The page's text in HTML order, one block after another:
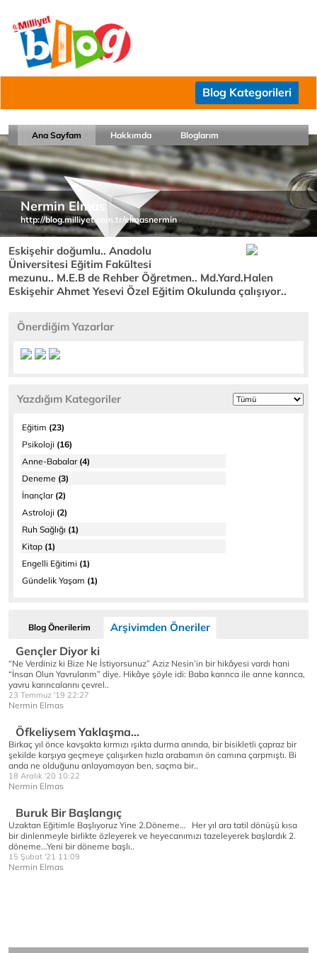
Blog Kategorileri
Ana Sayfam Hakkımda Bloglarım
Nermin Elmas
http://blog.milliyet.com.tr/elmasnermin
Eskişehir doğumlu.. Anadolu
Üniversitesi Eğitim Fakültesi
mezunu.. M.E.B de Rehber Öğretmen.. Md.Yard.Halen
Eskişehir Ahmet Yesevi Özel Eğitim Okulunda çalışıyor..
Önerdiğim Yazarlar
Yazdığım Kategoriler
Eğitim (23)
Psikoloji (16)
Anne-Babalar(4)
Deneme (3)
İnançlar(2)
Astroloji (2)
Ruh Sağlığı (1)
Kitap (1)
Engelli Eğitimi (1)
Gündelik Yaşam (1)
Blog Önerilerim Arşivimden Öneriler
Gençler Diyor ki
“Ne Verdiniz ki Bize Ne İstiyorsunuz” Aziz Nesin’in bir hikâyesi vardı hani
“İnsan Olun Yavrularım” diye. Hikâye şöyle idi: Baba karınca ile anne karınca,
yavru karıncalarını çevrel..
23 Temmuz '19 22:27
Nermin Elmas
Öfkeliysem Yaklaşma…
Birkaç yıl önce kavşakta kırmızı ışıkta durma anında, bir bisikletli çapraz bir
şekilde karşıya geçmeye çalışırken hızla arabamın ön camına çarpmıştı. Bi
anda ne olduğunu anlayamayan ben, saçma bir..
18 Aralık '20 10:22
Nermin Elmas
Buruk Bir Başlangıç
Uzaktan Eğitimle Başlıyoruz Yine 2.Döneme… Her yıl ara tatil dönüşü kısa
bir dinlenmeyle birlikte özleyerek ve heyecanımızı tazeleyerek başlardık 2.
döneme...Yeni bir döneme başlı..
15 Şubat '21 11:09
Nermin Elmas